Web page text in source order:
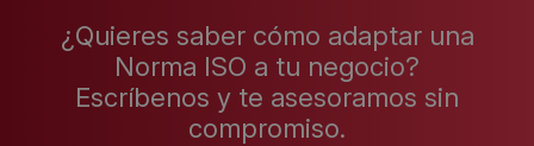
¿Quieres saber cómo adaptar una
Norma ISO a tu negocio?
Escríbenos y te asesoramos sin
compromiso.